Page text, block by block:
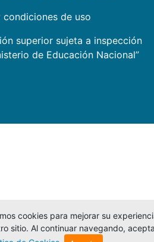
condiciones de uso
superior sujeta a inspección
de Educación Nacional”
cookies para mejorar su
sitio. Al continuar navegando,